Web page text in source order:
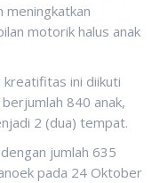
meningkatkan
motorik halus anak
kreatifitas ini diikuti
840 anak,
2 (dua) tempat.
jumlah 635
pada 24 Oktober